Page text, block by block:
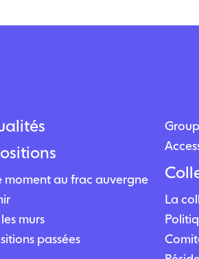
moment au frac auvergne
murs
passées
La